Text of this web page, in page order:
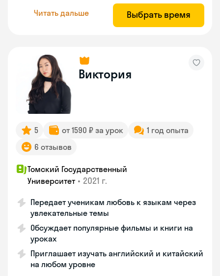
Читать дальше Выбрать время
Виктория
5 от 1590 ₽ за урок
1 год опыта
6 отзывов
Томский Государственный
Университет • 2021 г.
Передает ученикам любовь к языкам через
увлекательные темы
Обсуждает популярные фильмы и книги на
уроках
Приглашает изучать английский и китайский
на любом уровне